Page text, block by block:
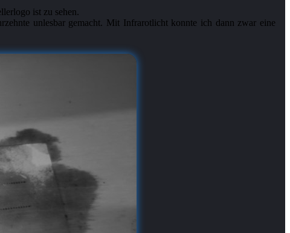
ist zu sehen.
unlesbar gemacht. Mit Infrarotlicht konnte ich dann zwar eine